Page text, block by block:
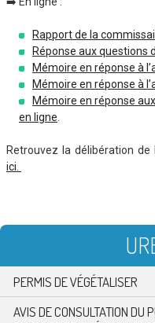
Rapport de la
Réponse aux questions
Mémoire en réponse à
Mémoire en réponse à
Mémoire en réponse
en ligne.
Retrouvez la délibération de
ici.
PERMIS DE VÉGÉTALISER
AVIS DE CONSULTATION DU